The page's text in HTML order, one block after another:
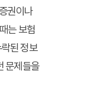
권이나
는 보험
된 정보
문제들을